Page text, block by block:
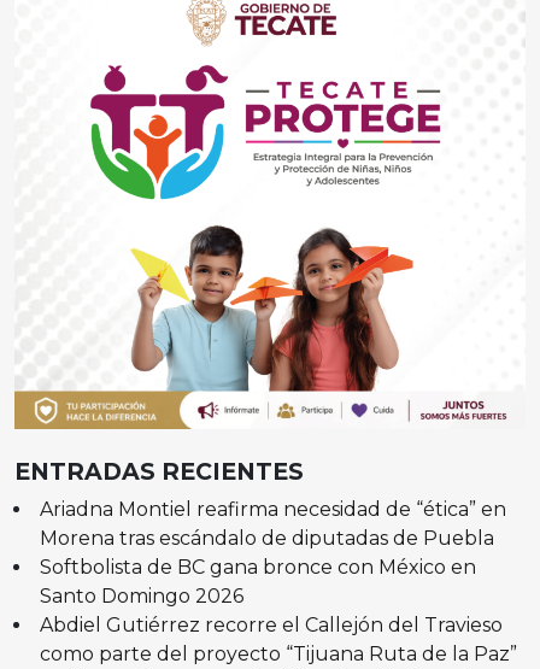
ENTRADAS RECIENTES
Ariadna Montiel reafirma necesidad de “ética” en
Morena tras escándalo de diputadas de Puebla
Softbolista de BC gana bronce con México en
Santo Domingo 2026
Abdiel Gutiérrez recorre el Callejón del Travieso
como parte del proyecto “Tijuana Ruta de la Paz”